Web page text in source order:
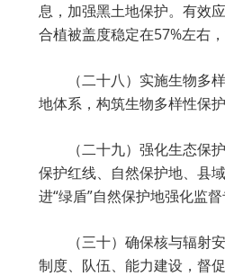
息，加强黑土地保护。有效
合植被盖度稳定在57%左右
（二十八）实施生物
地体系，构筑生物多样性保
（二十九）强化生态
保护红线、自然保护地、县
进“绿盾”自然保护地强化监
（三十）确保核与辐
制度、队伍、能力建设，督